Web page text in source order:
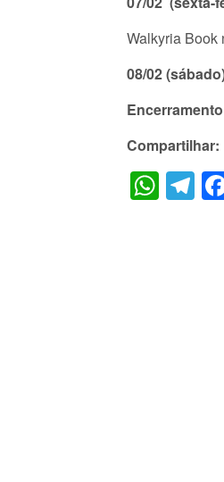
Walkyria Book
08/02
Compartilhar: